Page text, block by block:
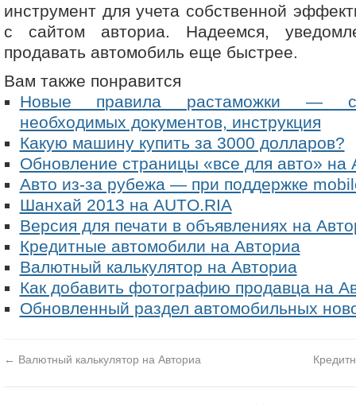
инструмент для учета собственной
с сайтом авториа. Надеемся,
продавать автомобиль еще быстрее.
Вам также понравится
Новые правила растаможки —
необходимых документов, инструкция
Какую машину купить за 3000 долларов?
Обновление страницы «все для авто» на
Авто из-за рубежа — при поддержке
Шанхай 2013 на AUTO.RIA
Версия для печати в объявлениях на
Кредитные автомобили на Авториа
Валютный калькулятор на Авториа
Как добавить фотографию продавца на
Обновленный раздел автомобильных
← Валютный калькулятор на Авториа